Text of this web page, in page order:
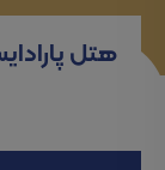
هتل